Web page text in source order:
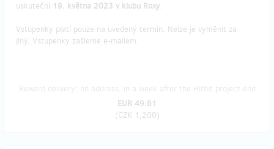
uskuteční 19. května 2023 v klubu Roxy.
Vstupenky platí pouze na uvedený termín. Nelze je vyměnit za
jiný. Vstupenky zašleme e-mailem.
EUR 49.61
(CZK 1,200)